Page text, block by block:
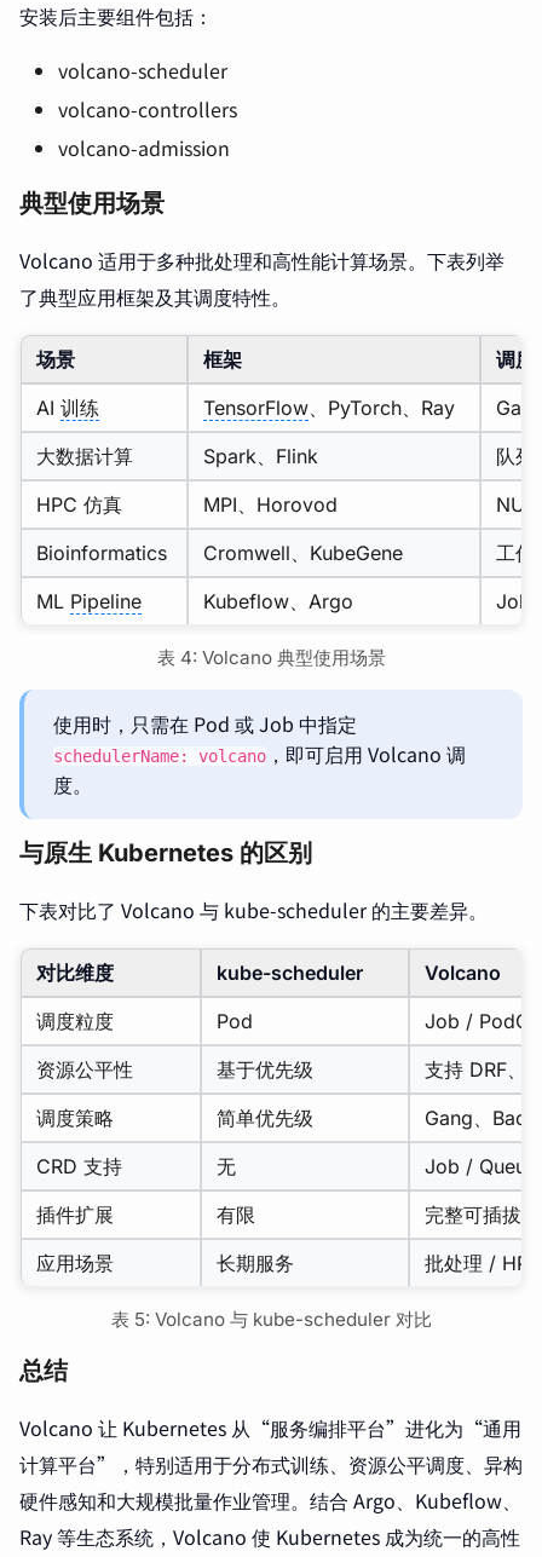
安装后主要组件包括：
volcano-scheduler
volcano-controllers
volcano-admission
典型使用场景
Volcano 适用于多种批处理和高性能计算场景。下表列举
了典型应用框架及其调度特性。
场景 框架
调度
AI 训练 TensorFlow、PyTorch、Ray
大数据计算
Spark、Flink
队列
HPC 仿真
MPI、Horovod
Bioinformatics
Cromwell、KubeGene
工作
ML Pipeline Kubeflow、Argo
表 4: Volcano 典型使用场景
使用时，只需在 Pod 或 Job 中指定
schedulerName: volcano ，即可启用 Volcano 调
度。
与原生 Kubernetes 的区别
下表对比了 Volcano 与 kube-scheduler 的主要差异。
对比维度 kube-scheduler
Volcano
调度粒度
Pod
Job /
资源公平性
基于优先级
支持 DRF、
调度策略
简单优先级
Gang、
CRD 支持
无
Job /
插件扩展
有限
完整可插拔
应用场景
长期服务 批处理 /
表 5: Volcano 与 kube-scheduler 对比
总结
Volcano 让 Kubernetes 从“服务编排平台”进化为“通用
计算平台”，特别适用于分布式训练、资源公平调度、异构
硬件感知和大规模批量作业管理。结合 Argo、Kubeflow、
Ray 等生态系统，Volcano 使 Kubernetes 成为统一的高性